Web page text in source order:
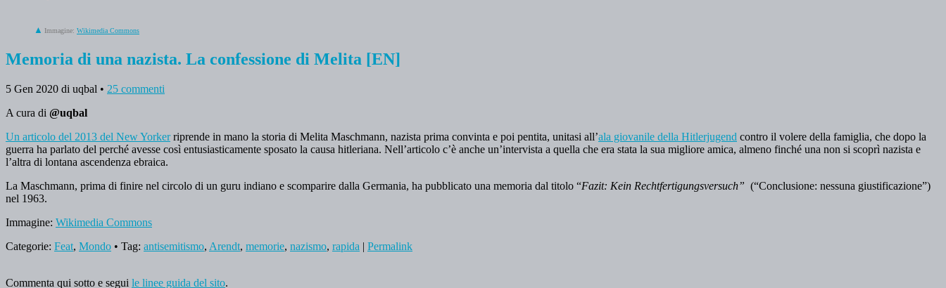
Immagine: Wikimedia Commons
Memoria di una nazista. La confessione di Melita [EN]
5 Gen 2020 di uqbal • 25 commenti
A cura di @uqbal
Un articolo del 2013 del New Yorkerriprende in mano la storia di Melita Maschmann, nazista prima convinta e poi pentita, unitasi all’ala giovanile della Hitlerjugend contro il volere della famiglia, che dopo la
guerra ha parlato del perché avesse così entusiasticamente sposato la causa hitleriana. Nell’articolo c’è anche un’intervista a quella che era stata la sua migliore amica, almeno finché una non si scoprì nazista e
l’altra di lontana ascendenza ebraica.
La Maschmann, prima di finire nel circolo di un guru indiano e scomparire dalla Germania, ha pubblicato una memoria dal titolo “Fazit: Kein Rechtfertigungsversuch” (“Conclusione: nessuna giustificazione”)
nel 1963.
Immagine: Wikimedia Commons
Categorie: Feat, Mondo • Tag: antisemitismo, Arendt, memorie, nazismo, rapida | Permalink
Commenta qui sotto e segui le linee guida del sito.